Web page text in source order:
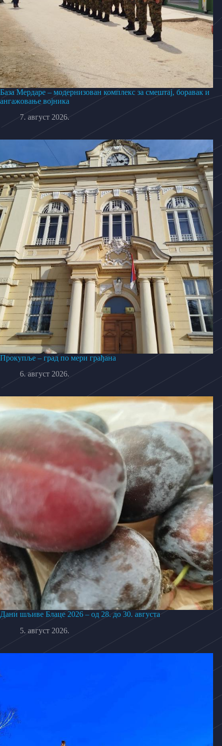
База Мердаре – модернизован комплекс за смештај, боравак и
ангажовање војника
7. август 2026.
Прокупље – град по мери грађана
6. август 2026.
Дани шљиве Блаце 2026 – од 28. до 30. августа
5. август 2026.